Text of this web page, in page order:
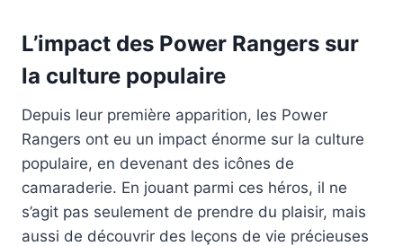
L’impact des Power Rangers sur
la culture populaire
Depuis leur première apparition, les Power
Rangers ont eu un impact énorme sur la culture
populaire, en devenant des icônes de
camaraderie. En jouant parmi ces héros, il ne
s’agit pas seulement de prendre du plaisir, mais
aussi de découvrir des leçons de vie précieuses